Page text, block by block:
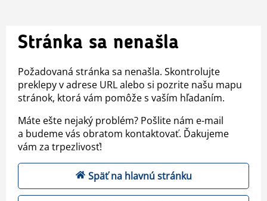
Stránka sa nenašla
Požadovaná stránka sa nenašla. Skontrolujte
preklepy v adrese URL alebo si pozrite našu mapu
stránok, ktorá vám pomôže s vaším hľadaním.
Máte ešte nejaký problém? Pošlite nám e-mail
a budeme vás obratom kontaktovať. Ďakujeme
vám za trpezlivosť!
Späť na hlavnú stránku